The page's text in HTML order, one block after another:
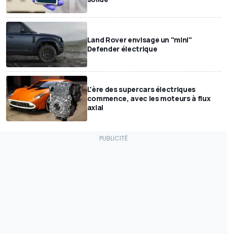
Land Rover envisage un "mini"
Defender électrique
L'ère des supercars électriques
commence, avec les moteurs à flux
axial